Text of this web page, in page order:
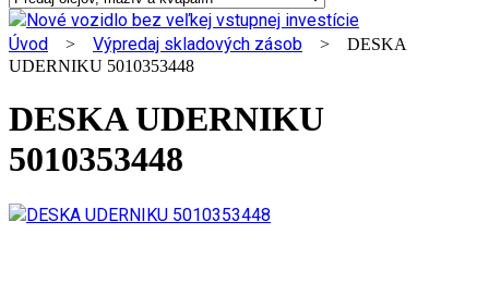
Úvod > Výpredaj skladových zásob > DESKA
UDERNIKU 5010353448
DESKA UDERNIKU
5010353448